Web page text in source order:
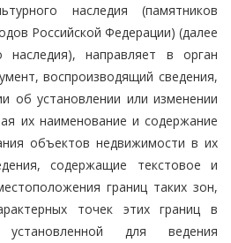
наследия (памятников
Российской Федерации) (далее
наследия), направляет в орган
воспроизводящий сведения,
об установлении или изменении
их наименование и содержание
объектов недвижимости в их
содержащие текстовое и
границ таких зон,
точек этих границ в
для ведения